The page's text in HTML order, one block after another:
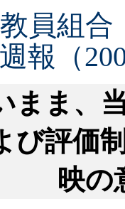
員組合
報（
まま、
び評価
映の